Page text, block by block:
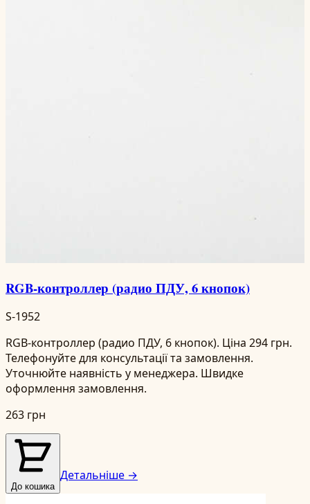
RGB-контроллер (радио ПДУ, 6 кнопок)
S-1952
RGB-контроллер (радио ПДУ, 6 кнопок). Ціна 294 грн.
Телефонуйте для консультації та замовлення.
Уточнюйте наявність у менеджера. Швидке
оформлення замовлення.
263 грн
До кошика
Детальніше →